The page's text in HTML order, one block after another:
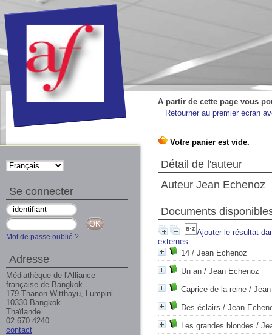
A partir de cette page vous
Retourner au premier écran
Détail de l'auteur
Auteur Jean Echenoz
Documents
Ajouter le résultat
externes
14 / Jean Echenoz
Un an / Jean Echenoz
Caprice de la reine /
Des éclairs / Jean
Les grandes blondes /
Se connecter
Mot de passe oublié ?
Adresse
Médiathèque de l'Alliance
française de Bangkok
179 Thanon Witthayu, Lumpini
10330 Bangkok
Thaïlande
02 670 4240
contact